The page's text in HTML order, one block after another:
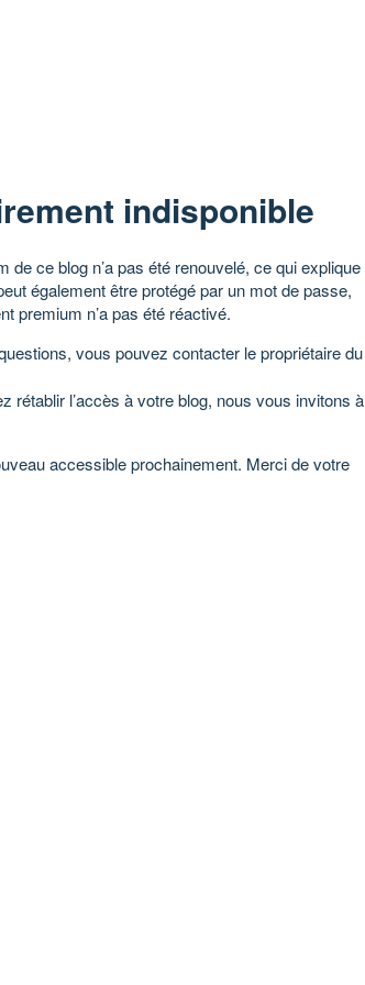
indisponible
de ce blog n’a pas été renouvelé, ce qui explique
également être protégé par un mot de passe,
premium n’a pas été réactivé.
vous pouvez contacter le propriétaire du
rétablir l’accès à votre blog, nous vous invitons à
accessible prochainement. Merci de votre